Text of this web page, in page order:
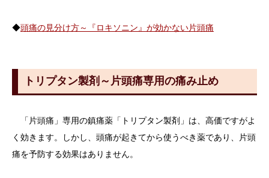
◆頭痛の見分け方～『ロキソニン』が効かない片頭痛
トリプタン製剤～片頭痛専用の痛み止め
「片頭痛」専用の鎮痛薬「トリプタン製剤」は、高価ですがよ
く効きます。しかし、頭痛が起きてから使うべき薬であり、片頭
痛を予防する効果はありません。